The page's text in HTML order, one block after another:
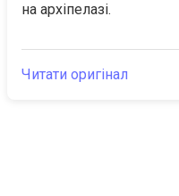
на архіпелазі.
Читати оригінал